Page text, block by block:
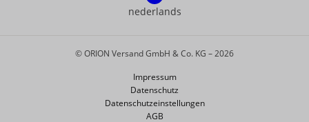
nederlands
Impressum
Datenschutz
Datenschutzeinstellungen
AGB
© ORION Versand GmbH & Co. KG – 2026